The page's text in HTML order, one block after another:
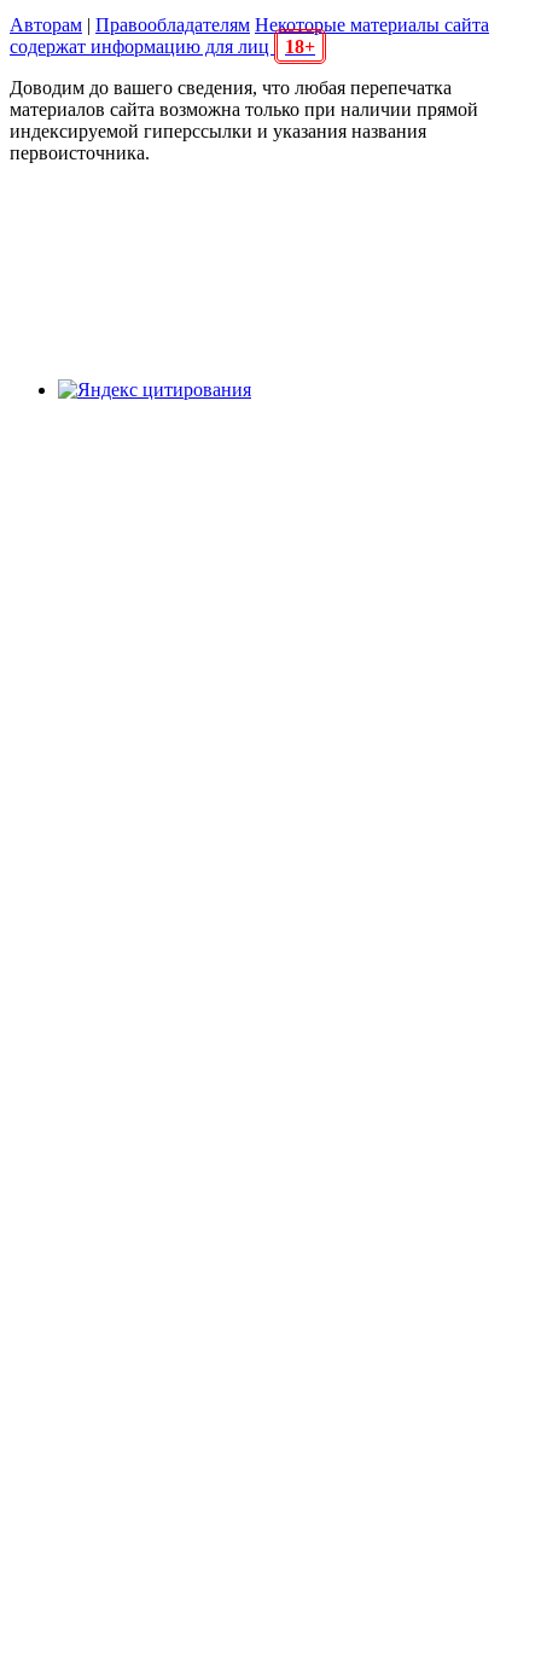
Авторам | Правообладателям Некоторые материалы сайта
содержат информацию для лиц
18+
Доводим до вашего сведения, что любая перепечатка
материалов сайта возможна только при наличии прямой
индексируемой гиперссылки и указания названия
первоисточника.